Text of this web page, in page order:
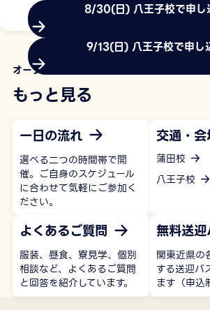
もっと見る
8/30(日) 八王子校で申し
9/13(日) 八王子校で申し
オープンキャンパス+体験入学について
もっと見る
一日の流れ
選べる二つの時間帯で開
催。ご自身のスケジュール
に合わせて気軽にご参加く
ださい。
交通・
蒲田校
八王子校
よくあるご質問
服装、昼食、寮見学、個別
相談など、よくあるご質問
と回答を紹介しています。
無料送
関東近県の
する送迎バ
ます（申込